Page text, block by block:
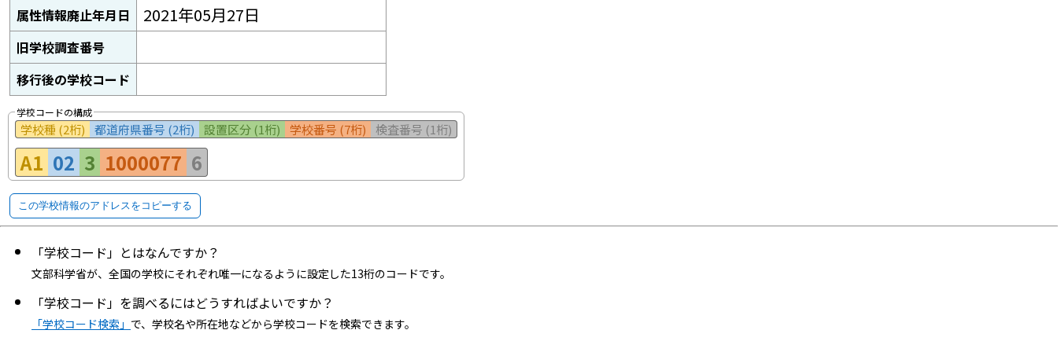
属性情報廃止年月日 2021年05月27日
旧学校調査番号
移行後の学校コード
学校コードの構成
学校種 (2桁) 都道府県番号 (2桁) 設置区分 (1桁) 学校番号 (7桁) 検査番号 (1桁)
A1 02 3 1000077 6
この学校情報のアドレスをコピーする
「学校コード」とはなんですか？
文部科学省が、全国の学校にそれぞれ唯一になるように設定した13桁のコードです。
「学校コード」を調べるにはどうすればよいですか？
「学校コード検索」 で、学校名や所在地などから学校コードを検索できます。